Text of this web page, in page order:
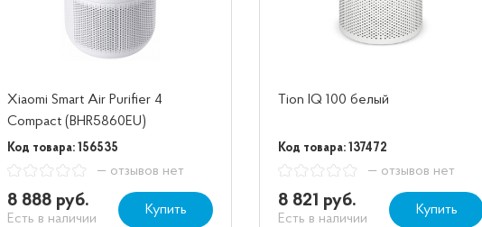
Xiaomi Smart Air Purifier 4
Compact (BHR5860EU)
Код товара: 156535
— отзывов нет
8 888 руб.
Есть в наличии
Купить
Tion IQ 100 белый
Код товара: 137472
— отзывов нет
8 821 руб.
Есть в наличии
Купить